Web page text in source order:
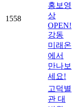
1558
홍보영
상
OPEN!
강동
미래온
에서
만나보
세요!
고덕별
관 대